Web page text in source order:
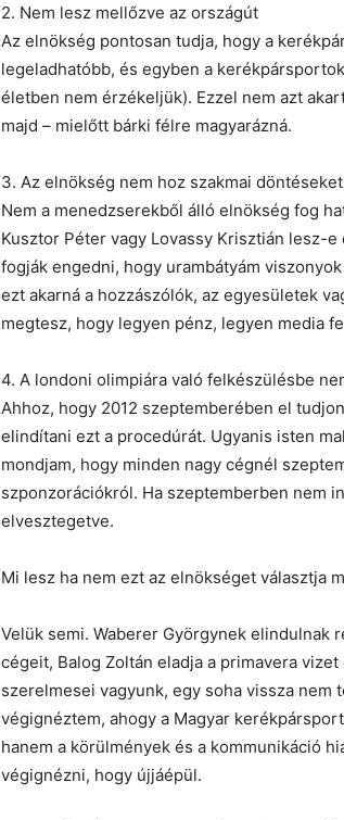
2. Nem lesz mellőzve az országút
Az elnökség pontosan tudja, hogy a
legeladhatóbb, és egyben a
életben nem érzékeljük). Ezzel nem azt
majd – mielőtt bárki félre magyarázná.
3. Az elnökség nem hoz szakmai
Nem a menedzserekből álló elnökség fog
Kusztor Péter vagy Lovassy Krisztián lesz-
fogják engedni, hogy urambátyám
ezt akarná a hozzászólók, az egyesületek
megtesz, hogy legyen pénz, legyen media
4. A londoni olimpiára való felkészülésbe
Ahhoz, hogy 2012 szeptemberében el
elindítani ezt a procedúrát. Ugyanis isten
mondjam, hogy minden nagy cégnél
szponzorációkról. Ha szeptemberben nem
elvesztegetve.
Mi lesz ha nem ezt az elnökséget választja
Velük semi. Waberer Györgynek elindulnak
cégeit, Balog Zoltán eladja a primavera
szerelmesei vagyunk, egy soha vissza
végignéztem, ahogy a Magyar
hanem a körülmények és a kommunikáció
végignézni, hogy újjáépül.